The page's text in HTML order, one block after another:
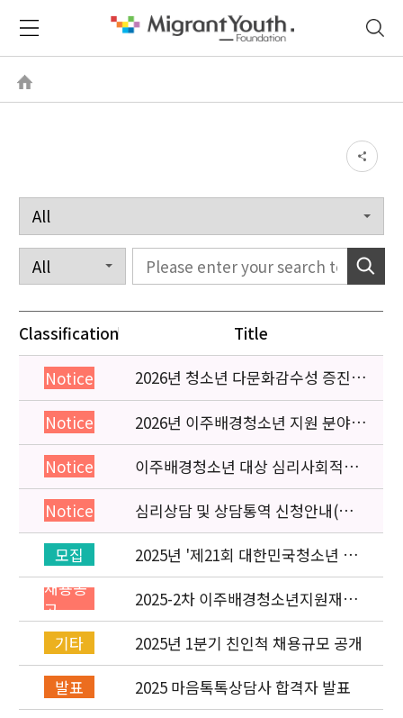
Classification Title
Notice
2026년 청소년 다문화감수성 증진
프로그램 「다가감」신청기관 안내
Notice
2026년 이주배경청소년 지원 분야
종사자 역량강화 교육 일정 안내
Notice
이주배경청소년 대상 심리사회적응
검사 연수동영상 개편 안내
Notice
심리상담 및 상담통역 신청안내(의뢰
서첨부)
모집
2025년 '제21회 대한민국청소년 박
람회' 이주배경청소년지원재단 홍보
운영 부스 자원봉사자 신청·접수
채용공
고
2025-2차 이주배경청소년지원재단
직원(개발협력부) 채용공고 (~5/6)
기타
2025년 1분기 친인척 채용규모 공개
발표
2025 마음톡톡상담사 합격자 발표